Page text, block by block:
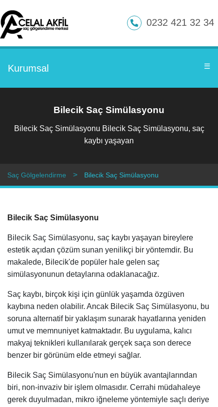
0232 421 32 34
Kurumsal ☰
Bilecik Saç Simülasyonu
Bilecik Saç Simülasyonu Bilecik Saç Simülasyonu, saç
kaybı yaşayan
Saç Gölgelendirme Bilecik Saç Simülasyonu
Bilecik Saç Simülasyonu
Bilecik Saç Simülasyonu, saç kaybı yaşayan bireylere
estetik açıdan çözüm sunan yenilikçi bir yöntemdir. Bu
makalede, Bilecik'de popüler hale gelen saç
simülasyonunun detaylarına odaklanacağız.
Saç kaybı, birçok kişi için günlük yaşamda özgüven
kaybına neden olabilir. Ancak Bilecik Saç Simülasyonu, bu
soruna alternatif bir yaklaşım sunarak hayatlarına yeniden
umut ve memnuniyet katmaktadır. Bu uygulama, kalıcı
makyaj teknikleri kullanılarak gerçek saça son derece
benzer bir görünüm elde etmeyi sağlar.
Bilecik Saç Simülasyonu'nun en büyük avantajlarından
biri, non-invaziv bir işlem olmasıdır. Cerrahi müdahaleye
gerek duyulmadan, mikro iğneleme yöntemiyle saçlı deriye